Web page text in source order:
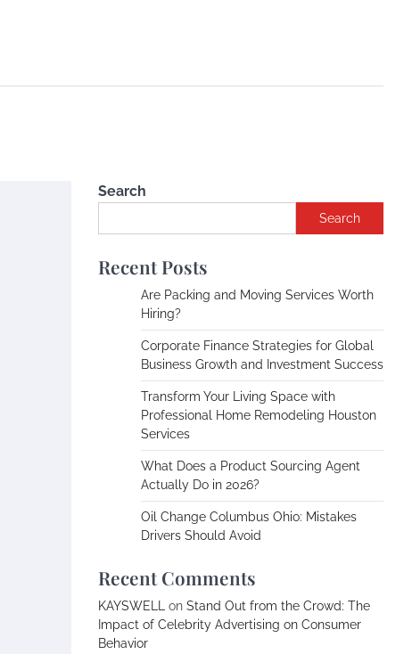
Search
Search
Recent Posts
Are Packing and Moving Services Worth
Hiring?
Corporate Finance Strategies for Global
Business Growth and Investment Success
Transform Your Living Space with
Professional Home Remodeling Houston
Services
What Does a Product Sourcing Agent
Actually Do in 2026?
Oil Change Columbus Ohio: Mistakes
Drivers Should Avoid
Recent Comments
KAYSWELL on Stand Out from the Crowd: The
Impact of Celebrity Advertising on Consumer
Behavior